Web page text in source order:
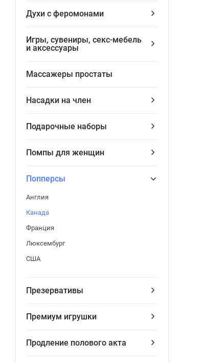
Духи с феромонами
Игры, сувениры, секс-мебель
и аксессуары
Массажеры простаты
Насадки на член
Подарочные наборы
Помпы для женщин
Попперсы
Англия
Канада
Франция
Люксембург
США
Презервативы
Премиум игрушки
Продление полового акта